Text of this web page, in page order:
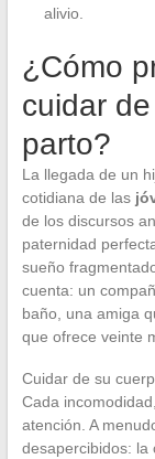
alivio.
¿Cómo
cuidar
parto?
La llegada de un
cotidiana de las
de los discursos
paternidad
sueño
cuenta: un
baño, una amiga
que ofrece veinte
Cuidar de su
Cada
atención. A
desapercibidos: la